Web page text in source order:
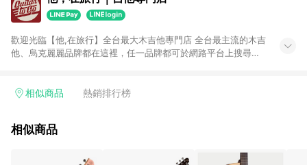
歡迎光臨【他,在旅行】全台最大木吉他專門店 全台最主流的木吉
他、烏克麗麗品牌都在這裡，任一品牌都可於網路平台上搜尋得
距，我們會在出貨前調整至最佳，再保有一年的免費調整服務，
吉他、吉他麗麗......保證全台最齊全。
相似商品 熱銷排行榜
相似商品